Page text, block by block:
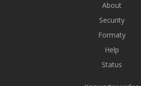
About
Security
Formaty
Help
Status